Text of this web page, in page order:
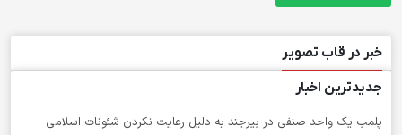
خبر در قاب تصویر
جدیدترین اخبار
پلمب یک واحد صنفی در بیرجند به دلیل رعایت نکردن شئونات اسلامی